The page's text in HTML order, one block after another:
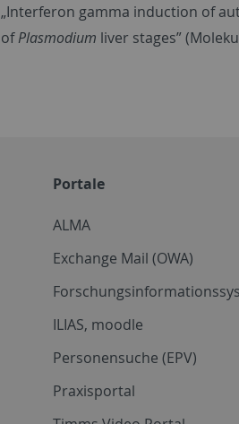
„Interferon gamma induction of
ofPlasmodium liver stages”
Portale
ALMA
Exchange Mail (OWA)
ILIAS, moodle
Personensuche (EPV)
Praxisportal